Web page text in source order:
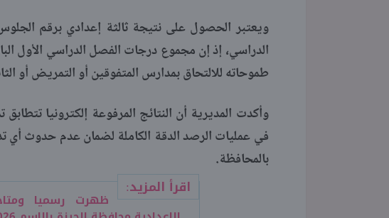
ويعتبر الحصول على نتيجة ثالثة إعدادي برقم
طموحاته للالتحاق بمدارس المتفوقين أو التمريض أو
وأكدت المديرية أن النتائج المرفوعة إلكترونيا
في عمليات الرصد الدقة الكاملة لضمان عدم حدوث أي
بالمحافظة.
اقرأ المزيد:
ظهرت رسميا